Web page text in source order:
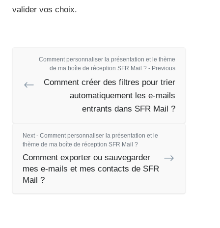
valider vos choix.
Comment personnaliser la présentation et le thème
de ma boîte de réception SFR Mail ? - Previous
Comment créer des filtres pour trier
automatiquement les e-mails
entrants dans SFR Mail ?
Next - Comment personnaliser la présentation et le
thème de ma boîte de réception SFR Mail ?
Comment exporter ou sauvegarder
mes e-mails et mes contacts de SFR
Mail ?